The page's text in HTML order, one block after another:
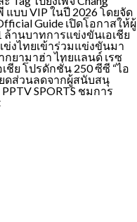
บบ VIP ในปี 2026 โดยจัด
Guide เปิดโอกาสให้ผู้
ล้านบาทการแข่งขันเอเชีย
ข่งไทยเข้าร่วมแข่งขันมา
กยามาฮ่า ไทยแลนด์ เรซ
ชีย โปรดักชั่น 250 ซีซี “ไอ
ยดส่วนลดจากผู้สนับสนุ
SPORTS ชมการ